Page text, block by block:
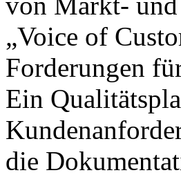
„Voice of
Forderungen
Ein
die